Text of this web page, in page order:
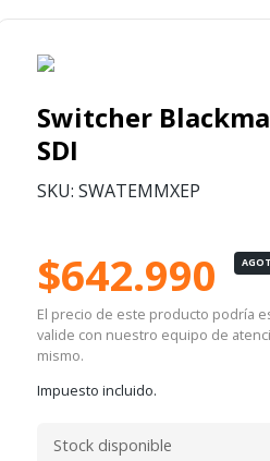
Switcher
SDI
SKU: SWATEMMXEP
$642.990
El precio de este producto podría
valide con nuestro equipo de
mismo.
Impuesto incluido.
Stock disponible